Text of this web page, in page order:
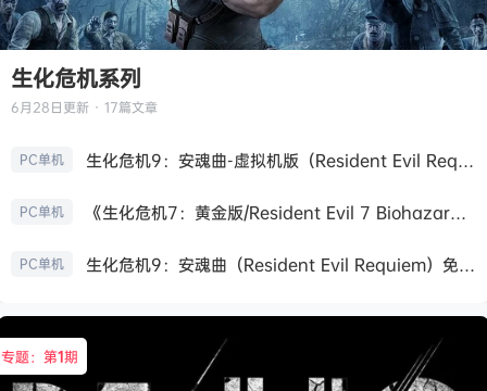
生化危机系列
6月28日更新 · 17篇文章
PC单机 生化危机9：安魂曲-虚拟机版（Resident Evil Requiem HYPERVISOR）免安装中文版
PC单机 《生化危机7：黄金版/Resident Evil 7 Biohazard》免安装中文版
PC单机 生化危机9：安魂曲（Resident Evil Requiem）免安装中文版
专题：第1期